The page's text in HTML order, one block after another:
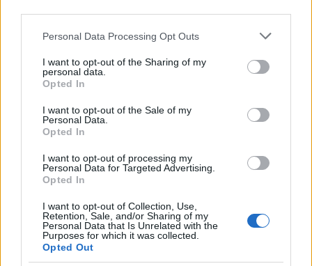
Please note that this website/app uses one or more Google
not limited to your visit or usage behaviour. You may click to
grant or deny consent to Google and its third-party tags to
use your data for below specified purposes in below Google
consent section.
Personal Data Processing Opt Outs
I want to opt-out of the Sharing of my
personal data.
Opted In
I want to opt-out of the Sale of my
Personal Data.
Opted In
I want to opt-out of processing my
Personal Data for Targeted Advertising.
Opted In
I want to opt-out of Collection, Use,
Retention, Sale, and/or Sharing of my
Personal Data that Is Unrelated with the
Purposes for which it was collected.
Opted Out
Hatalmas öröm volt számunkra, hogy a Söndörgő tagjai,
akiket szintén ebből az időszakból ismerünk, elfogadták
meghívásunkat a stúdióba: az ő hangzásuk teszi zeneileg
Mátyás.
„Amikor meghallgattuk az első demót, egyből felidézte
bennünk szentendrei fiatalkorunkat és az együtt átélt
emlékeket: általában az volt a hétvégi program, hogy
kimentünk a Duna-partra, illetve amikor elkezdtünk zenélni,
onnantól egymás koncertjeire jártunk” – idézte fel a saját
élményeit Eredics Áron, a Söndörgő zenekar vezetője. „A mi